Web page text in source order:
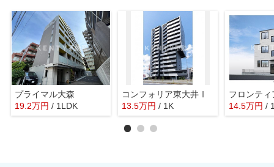
プライマル大森
19.2万円 / 1LDK
コンフォリア東大井Ⅰ
13.5万円 / 1K
フロンティ
14.5万円 /